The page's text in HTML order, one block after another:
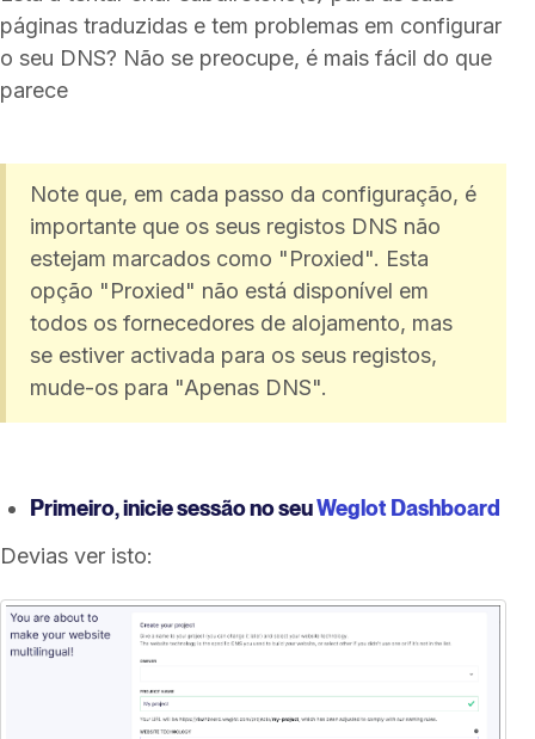
páginas traduzidas e tem problemas em configurar
o seu DNS? Não se preocupe, é mais fácil do que
parece
Note que, em cada passo da configuração, é
importante que os seus registos DNS não
estejam marcados como "Proxied". Esta
opção "Proxied" não está disponível em
todos os fornecedores de alojamento, mas
se estiver activada para os seus registos,
mude-os para "Apenas DNS".
Primeiro, inicie sessão no seuWeglot Dashboard
Devias ver isto: